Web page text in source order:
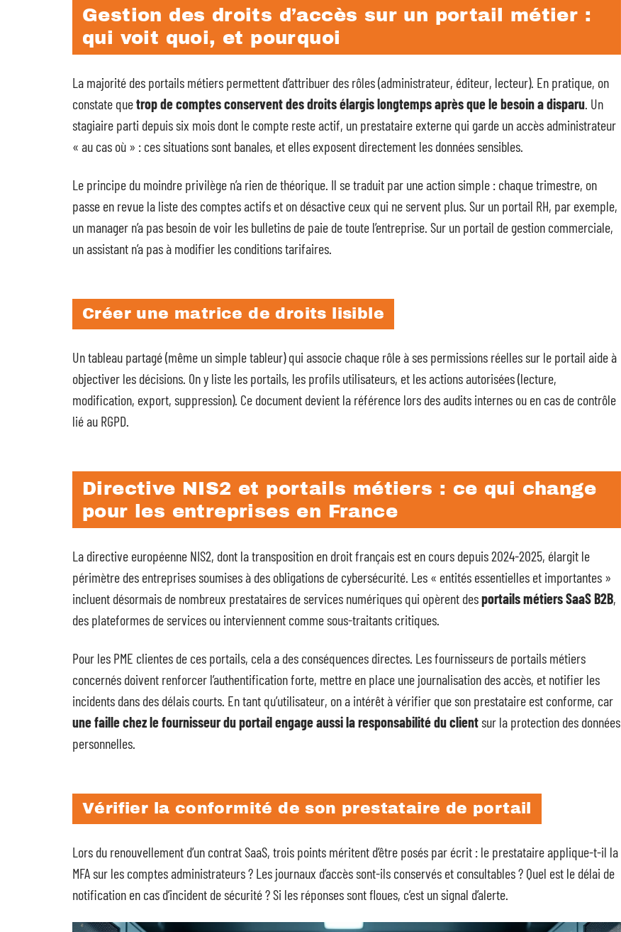
Gestion des droits d’accès sur un portail métier :
qui voit quoi, et pourquoi
La majorité des portails métiers permettent d’attribuer des rôles (administrateur, éditeur, lecteur). En pratique, on
constate quetrop de comptes conservent des droits élargis longtemps après que le besoin a disparu. Un
stagiaire parti depuis six mois dont le compte reste actif, un prestataire externe qui garde un accès administrateur
« au cas où » : ces situations sont banales, et elles exposent directement les données sensibles.
Le principe du moindre privilège n’a rien de théorique. Il se traduit par une action simple : chaque trimestre, on
passe en revue la liste des comptes actifs et on désactive ceux qui ne servent plus. Sur un portail RH, par exemple,
un manager n’a pas besoin de voir les bulletins de paie de toute l’entreprise. Sur un portail de gestion commerciale,
un assistant n’a pas à modifier les conditions tarifaires.
Créer une matrice de droits lisible
Un tableau partagé (même un simple tableur) qui associe chaque rôle à ses permissions réelles sur le portail aide à
objectiver les décisions. On y liste les portails, les profils utilisateurs, et les actions autorisées (lecture,
modification, export, suppression). Ce document devient la référence lors des audits internes ou en cas de contrôle
lié au RGPD.
Directive NIS2 et portails métiers : ce qui change
pour les entreprises en France
La directive européenne NIS2, dont la transposition en droit français est en cours depuis 2024-2025, élargit le
périmètre des entreprises soumises à des obligations de cybersécurité. Les « entités essentielles et importantes »
incluent désormais de nombreux prestataires de services numériques qui opèrent desportails métiers SaaS B2B,
des plateformes de services ou interviennent comme sous-traitants critiques.
Pour les PME clientes de ces portails, cela a des conséquences directes. Les fournisseurs de portails métiers
concernés doivent renforcer l’authentification forte, mettre en place une journalisation des accès, et notifier les
incidents dans des délais courts. En tant qu’utilisateur, on a intérêt à vérifier que son prestataire est conforme, car
une faille chez le fournisseur du portail engage aussi la responsabilité du clientsur la protection des données
personnelles.
Vérifier la conformité de son prestataire de portail
Lors du renouvellement d’un contrat SaaS, trois points méritent d’être posés par écrit : le prestataire applique-t-il la
MFA sur les comptes administrateurs ? Les journaux d’accès sont-ils conservés et consultables ? Quel est le délai de
notification en cas d’incident de sécurité ? Si les réponses sont floues, c’est un signal d’alerte.